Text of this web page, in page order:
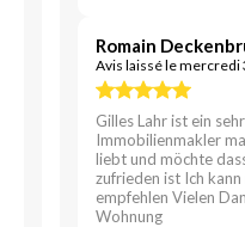
Romain
Avis laissé le mercredi
Gilles Lahr ist ein
Immobilienmakler
liebt und möchte
zufrieden ist Ich
empfehlen Vielen
Wohnung